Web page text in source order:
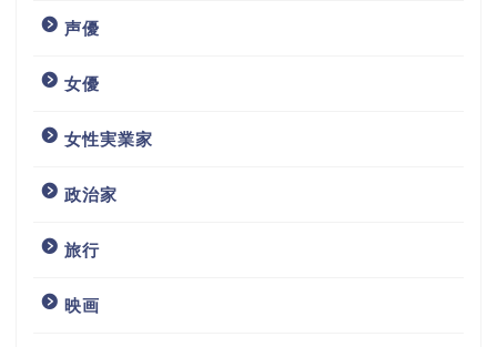
声優
女優
女性実業家
政治家
旅行
映画